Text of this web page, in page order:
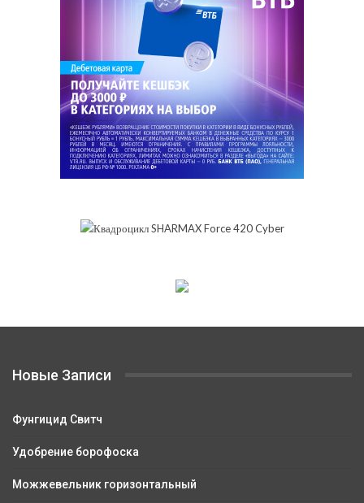
Новые Записи
Фунгицид Свитч
Удобрение борофоска
Можжевельник горизонтальный